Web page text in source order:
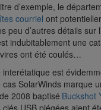
d’exemple, le
courriel ont
d’autres détails
une
ont été coulés…
est
SolarWinds marque
2008 baptisé Buckshot
USB piégées aient